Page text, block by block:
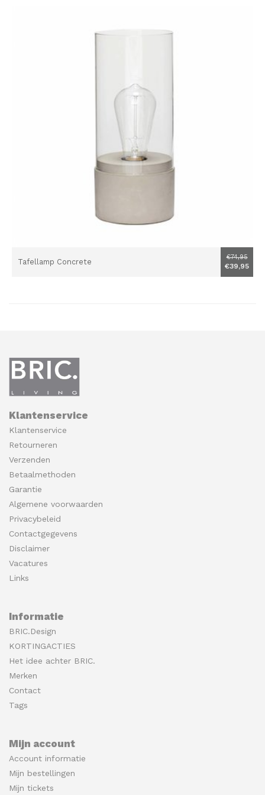
Tafellamp Concrete
€74,95
€39,95
Klantenservice
Klantenservice
Retourneren
Verzenden
Betaalmethoden
Garantie
Algemene voorwaarden
Privacybeleid
Contactgegevens
Disclaimer
Vacatures
Links
Informatie
BRIC.Design
KORTINGACTIES
Het idee achter BRIC.
Merken
Contact
Tags
Mijn account
Account informatie
Mijn bestellingen
Mijn tickets